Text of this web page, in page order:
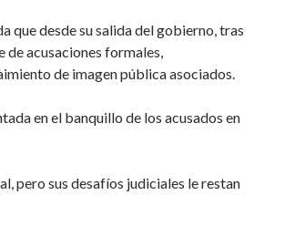
que desde su salida del gobierno, tras
de acusaciones formales,
de imagen pública asociados.
en el banquillo de los acusados en
pero sus desafíos judiciales le restan